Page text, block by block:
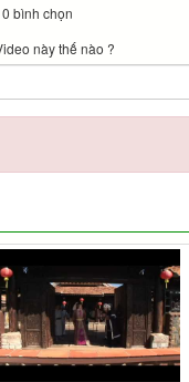
bình chọn
này thế nào ?